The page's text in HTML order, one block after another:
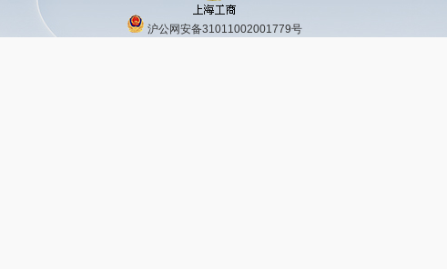
沪公网安备31011002001779号